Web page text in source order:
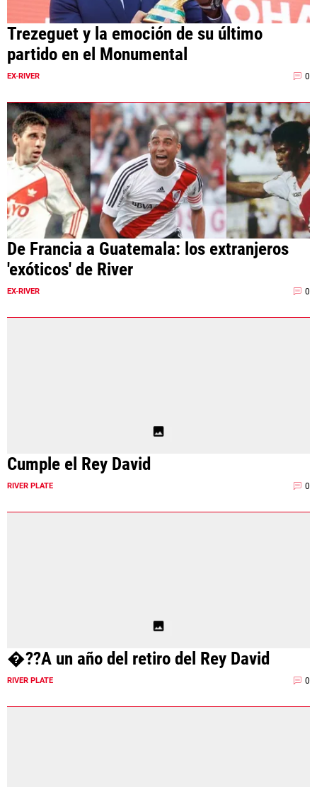
Trezeguet y la emoción de su último
partido en el Monumental
EX-RIVER 0
De Francia a Guatemala: los extranjeros
'exóticos' de River
EX-RIVER 0
Cumple el Rey David
RIVER PLATE 0
�??A un año del retiro del Rey David
RIVER PLATE 0